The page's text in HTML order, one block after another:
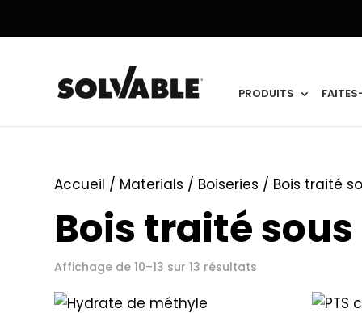
PRODUITS
Accueil / Materials / Boiseries / Bois traité
Bois traité
Affichage de 10–13 sur 13 résultats